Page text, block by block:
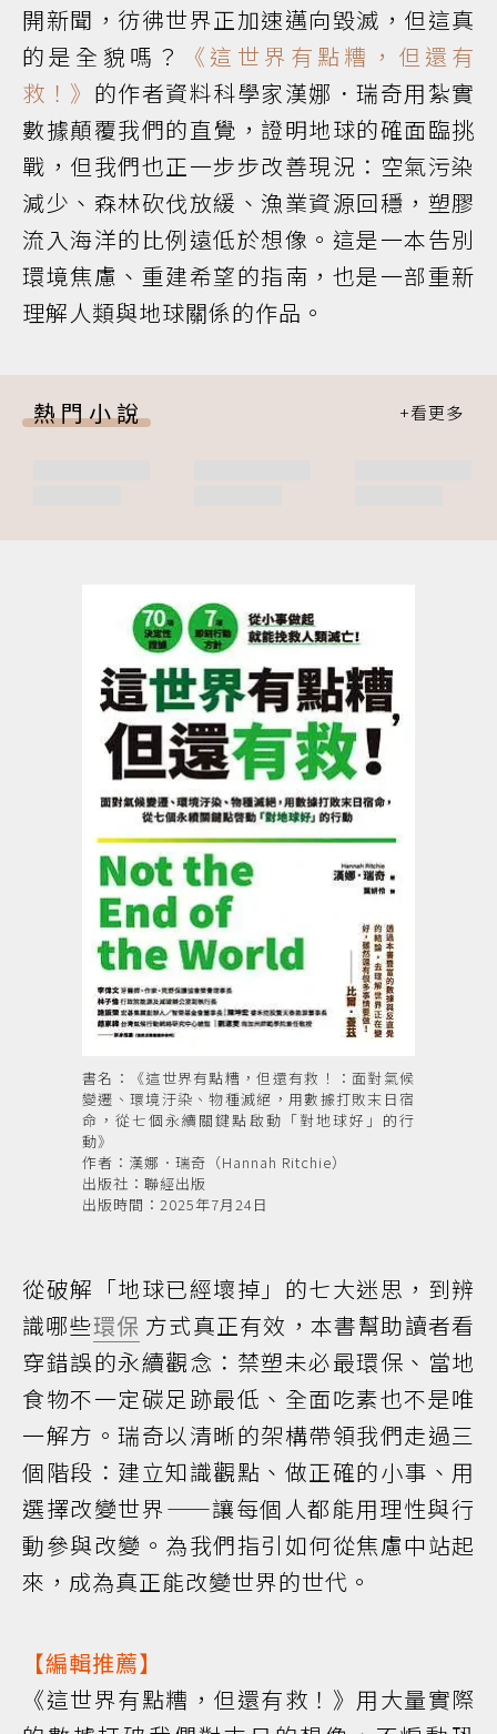
開新聞，彷彿世界正加速邁向毀滅，但這真
的是全貌嗎？
《這世界有點糟，但還有
救！》 的作者資料科學家漢娜．瑞奇用紮實
數據顛覆我們的直覺，證明地球的確面臨挑
戰，但我們也正一步步改善現況：空氣污染
減少、森林砍伐放緩、漁業資源回穩，塑膠
流入海洋的比例遠低於想像。這是一本告別
環境焦慮、重建希望的指南，也是一部重新
理解人類與地球關係的作品。
熱門小說
書名：《這世界有點糟，但還有救！：面對氣候
變遷、環境汙染、物種滅絕，用數據打敗末日宿
命，從七個永續關鍵點啟動「對地球好」的行
動》
作者：漢娜．瑞奇（Hannah Ritchie）
出版社：聯經出版
出版時間：2025年7月24日
從破解「地球已經壞掉」的七大迷思，到辨
識哪些環保 方式真正有效，本書幫助讀者看
穿錯誤的永續觀念：禁塑未必最環保、當地
食物不一定碳足跡最低、全面吃素也不是唯
一解方。瑞奇以清晰的架構帶領我們走過三
個階段：建立知識觀點、做正確的小事、用
選擇改變世界——讓每個人都能用理性與行
動參與改變。為我們指引如何從焦慮中站起
來，成為真正能改變世界的世代。
【編輯推薦】
《這世界有點糟，但還有救！》用大量實際